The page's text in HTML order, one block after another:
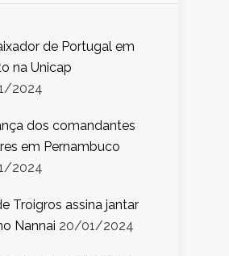
de Portugal em
na Unicap
2024
dos comandantes
em Pernambuco
2024
Troigros assina jantar
Nannai 20/01/2024